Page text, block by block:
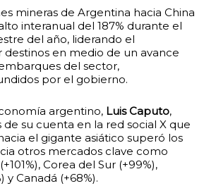
mineras de Argentina hacia China
interanual del 187% durante el
del año, liderando el
en medio de un avance
del sector,
por el gobierno.
argentino, Luis Caputo,
su cuenta en la red social X que
el gigante asiático superó los
otros mercados clave como
Corea del Sur (+99%),
y Canadá (+68%).